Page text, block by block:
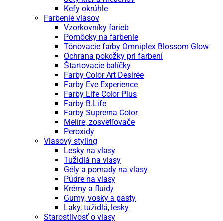
Kefy okrúhle
Farbenie vlasov
Vzorkovníky farieb
Pomôcky na farbenie
Tónovacie farby Omniplex Blossom Glow
Ochrana pokožky pri farbení
Štartovacie balíčky
Farby Color Art Desírée
Farby Eve Experience
Farby Life Color Plus
Farby B.Life
Farby Suprema Color
Melíre, zosvetľovače
Peroxidy
Vlasový styling
Lesky na vlasy
Tužidlá na vlasy
Gély a pomady na vlasy
Púdre na vlasy
Krémy a fluidy
Gumy, vosky a pasty
Laky, tužidlá, lesky
Starostlivosť o vlasy